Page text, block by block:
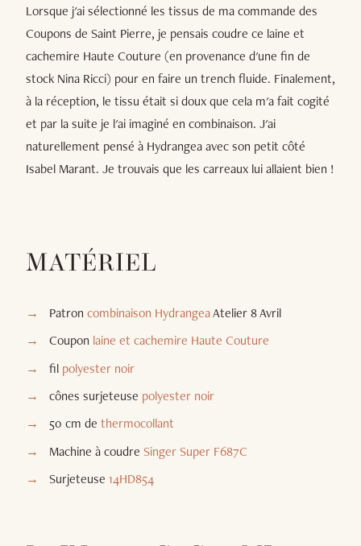
Lorsque j'ai sélectionné les tissus de ma commande des
Coupons de Saint Pierre, je pensais coudre ce laine et
cachemire Haute Couture (en provenance d'une fin de
stock Nina Ricci) pour en faire un trench fluide. Finalement,
à la réception, le tissu était si doux que cela m'a fait cogité
et par la suite je l'ai imaginé en combinaison. J'ai
naturellement pensé à Hydrangea avec son petit côté
Isabel Marant. Je trouvais que les carreaux lui allaient bien !
MATÉRIEL
Patron combinaison HydrangeaAtelier 8 Avril
Coupon laine et cachemire Haute Couture
fil polyester noir
cônes surjeteuse polyester noir
50 cm de thermocollant
Machine à coudre Singer Super F687C
Surjeteuse 14HD854